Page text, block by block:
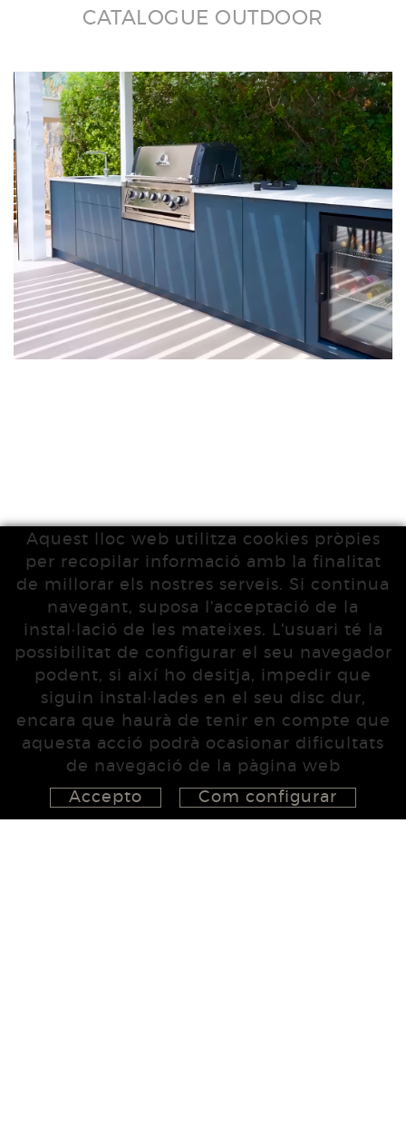
CATALOGUE OUTDOOR
Aquest lloc web utilitza cookies pròpies
per recopilar informació amb la finalitat
de millorar els nostres serveis. Si continua
navegant, suposa l'acceptació de la
instal·lació de les mateixes. L'usuari té la
possibilitat de configurar el seu navegador
podent, si així ho desitja, impedir que
siguin instal·lades en el seu disc dur,
encara que haurà de tenir en compte que
aquesta acció podrà ocasionar dificultats
de navegació de la pàgina web
Accepto
Com configurar